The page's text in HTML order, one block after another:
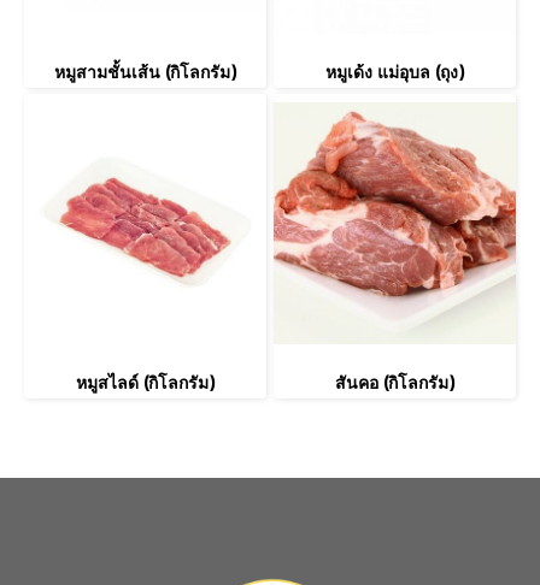
หมูสามชั้นเส้น (กิโลกรัม) หมูเด้ง แม่อุบล (ถุง)
หมูสไลด์ (กิโลกรัม) สันคอ (กิโลกรัม)